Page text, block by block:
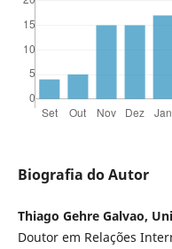
Biografia do Autor
Thiago Gehre Galvao,
Doutor em Relações